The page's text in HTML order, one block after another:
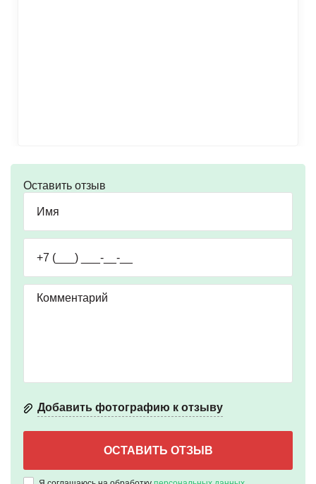
Оставить отзыв
Добавить фотографию к отзыву